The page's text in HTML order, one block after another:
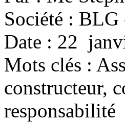
Société :
Date : 22
Mots clés :
constructeur,
responsabilité